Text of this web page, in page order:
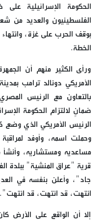
الحكومة الإسرائيلية
الفلسطينيون والعديد من
بوقف الحرب على غزة، وانتهاء
الخطة.
ورأى الكثير منهم أن
الأمريكي دونالد ترامب
بالتعاون مع الرئيس
ضمانٍ لالتزام الحكومة
الرئيس الأمريكي الذي وضع
وحملت اسمه، وأوفد
مساعديه ومستشاريه،
قرية "عراق المنشية" ببلدة
جاد"، وأعلن بنفسه في
انتهت، قد انتهت، قد انتهت".
إلا أن الواقع على الأرض